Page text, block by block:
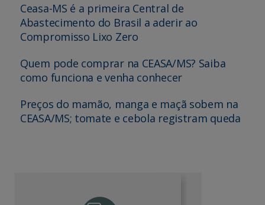
Ceasa-MS é a primeira Central de
Abastecimento do Brasil a aderir ao
Compromisso Lixo Zero
Quem pode comprar na CEASA/MS? Saiba
como funciona e venha conhecer
Preços do mamão, manga e maçã sobem na
CEASA/MS; tomate e cebola registram queda